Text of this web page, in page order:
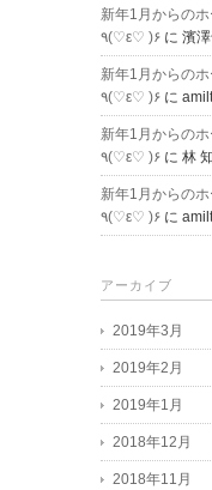
新年1月からの
٩(♡ε♡ )۶ に 濱
新年1月からの
٩(♡ε♡ )۶ に
新年1月からの
٩(♡ε♡ )۶ に 林
新年1月からの
٩(♡ε♡ )۶ に
アーカイブ
2019年3月
2019年2月
2019年1月
2018年12月
2018年11月